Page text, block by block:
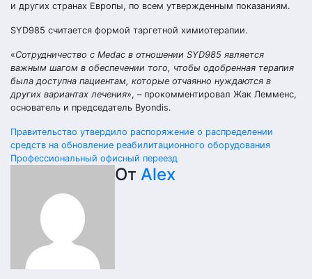
и других странах Европы, по всем утвержденным показаниям.
SYD985 считается формой таргетной химиотерапии.
«Сотрудничество с Medac в отношении SYD985 является
важным шагом в обеспечении того, чтобы одобренная терапия
была доступна пациентам, которые отчаянно нуждаются в
других вариантах лечения», – прокомментировал Жак Лемменс,
основатель и председатель Byondis.
Навигация
по
записям
Правительство утвердило распоряжение о распределении
средств на обновление реабилитационного оборудования
Профессиональный офисный переезд
От Alex